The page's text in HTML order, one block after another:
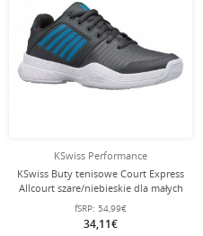
KSwiss Performance
KSwiss Buty tenisowe Court Express
Allcourt szare/niebieskie dla małych
dzieci
fSRP: 54,99€
34,11€